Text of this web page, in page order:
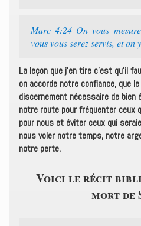
Marc 4:24 On vous
vous vous serez servis, et on
La leçon que j’en tire c’est qu’il
on accorde notre confiance, que
discernement nécessaire de
notre route pour fréquenter ceux
pour nous et éviter ceux qui
nous voler notre temps, notre
notre perte.
Voici le récit
mort de